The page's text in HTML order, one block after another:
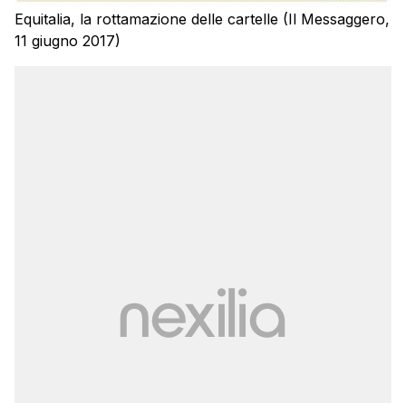
Equitalia, la rottamazione delle cartelle (Il Messaggero,
11 giugno 2017)